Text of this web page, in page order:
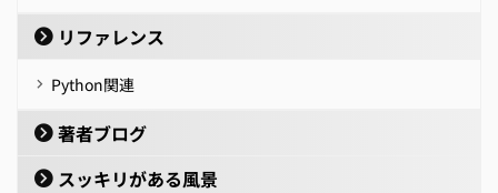
リファレンス
Python関連
著者ブログ
スッキリがある風景